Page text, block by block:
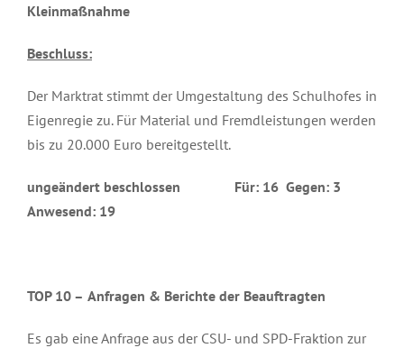
Kleinmaßnahme
Beschluss:
Der Marktrat stimmt der Umgestaltung des Schulhofes in
Eigenregie zu. Für Material und Fremdleistungen werden
bis zu 20.000 Euro bereitgestellt.
ungeändert beschlossen Für: 16 Gegen: 3
Anwesend: 19
TOP 10 – Anfragen & Berichte der Beauftragten
Es gab eine Anfrage aus der CSU- und SPD-Fraktion zur